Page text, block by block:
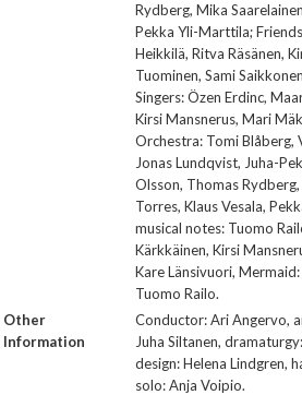
Rydberg, Mika
Pekka Yli-Marttila;
Heikkilä, Ritva Räsänen,
Tuominen, Sami
Singers: Özen Erdinc,
Kirsi Mansnerus, Mari
Orchestra: Tomi Blåberg,
Jonas Lundqvist, Juha-
Olsson, Thomas
Torres, Klaus Vesala,
musical notes: Tuomo
Kärkkäinen, Kirsi
Kare Länsivuori,
Tuomo Railo.
Other
Information
Conductor: Ari Angervo,
Juha Siltanen,
design: Helena Lindgren,
solo: Anja Voipio.